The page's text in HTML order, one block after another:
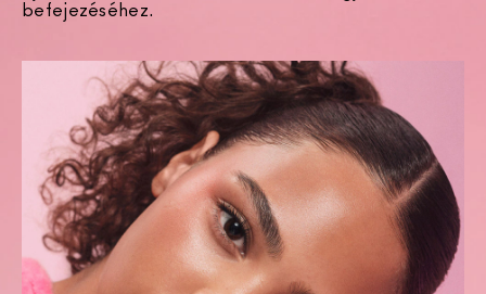
befejezéséhez.